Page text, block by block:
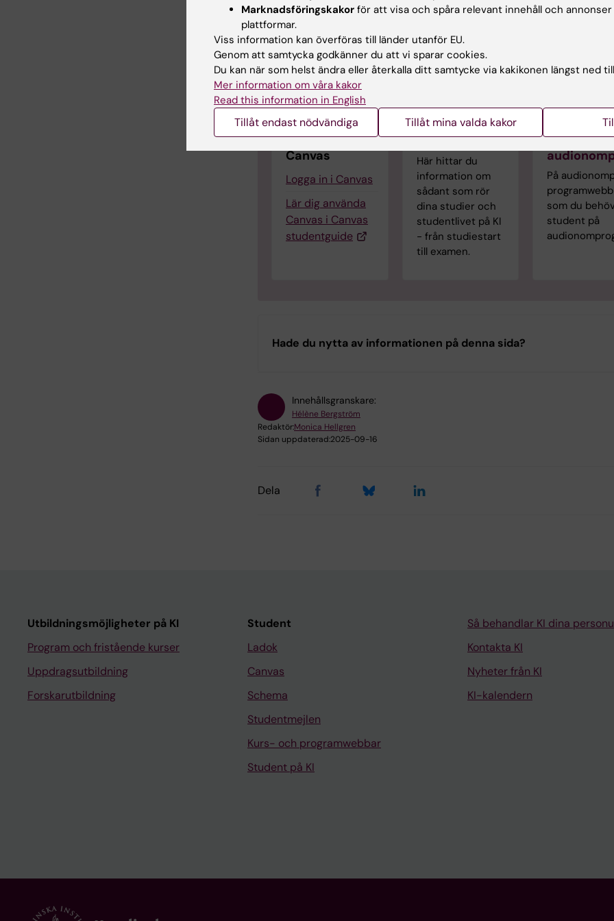
Lärplattformen
Canvas
Logga in i Canvas
Lär dig använda
Canvas i Canvas
studentguide
Student på KI
Här hittar du
information om
sådant som rör
dina studier och
studentlivet på KI
- från studiestart
till examen.
Student på
På
som du
student på
Hade du nytta av informationen på denna sida?
Innehållsgranskare:
Hélène Bergström
Redaktör:Monica Hellgren
Sidan uppdaterad:2025-09-16
Dela
Utbildningsmöjligheter på KI
Program och fristående kurser
Uppdragsutbildning
Forskarutbildning
Student
Ladok
Canvas
Schema
Studentmejlen
Kurs- och programwebbar
Student på KI
Så behandlar KI dina
Kontakta KI
Nyheter från KI
KI-kalendern
Marknadsföringskakor för att visa och spåra relevant innehåll och
plattformar.
Viss information kan överföras till länder utanför EU.
Genom att samtycka godkänner du att vi sparar cookies.
Du kan när som helst ändra eller återkalla ditt samtycke via kakikonen längst ned
Mer information om våra kakor
Read this information in English
Tillåt endast nödvändiga Tillåt mina valda kakor